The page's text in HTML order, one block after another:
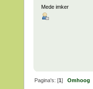
Mede imker
Pagina's: [1]Omhoog